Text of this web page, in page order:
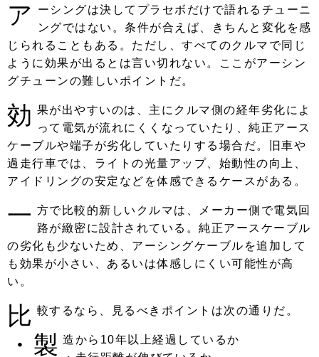
ア
ーシングは決してプラセボだけで語れるチューニ
ングではない。条件が合えば、きちんと変化を感
じられることもある。ただし、すべてのクルマで同じ
ように効果が出るとは言い切れない。ここがアーシン
グチューンの難しいポイントだ。
効 果が出やすいのは、主にクルマ側の経年劣化によ
って電気が流れにくくなっていたり、純正アース
ケーブルや端子が劣化していたりする場合だ。旧車や
過走行車では、ライトの光量アップ、始動性の向上、
アイドリングの安定などを体感できるケースがある。
一 方で比較的新しいクルマは、メーカー側で電気回
路が緻密に設計されている。純正アースケーブル
の劣化も少ないため、アーシングケーブルを追加して
も効果が小さい、あるいは体感しにくい可能性が高
い。
比 較するなら、見るべきポイントは次の通りだ。
・製 造から10年以上経過しているか